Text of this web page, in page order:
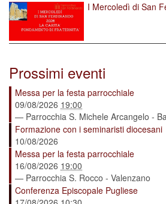
I Mercoledì di San
Prossimi eventi
Messa per la festa parrocchiale
09/08/2026 19:00
— Parrocchia S. Michele Arcangelo -
Formazione con i seminaristi diocesani
10/08/2026
Messa per la festa parrocchiale
16/08/2026 19:00
— Parrocchia S. Rocco - Valenzano
Conferenza Episcopale Pugliese